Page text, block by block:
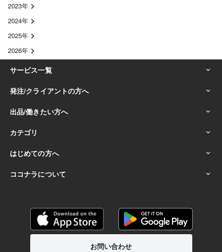
2023年
2024年
2025年
2026年